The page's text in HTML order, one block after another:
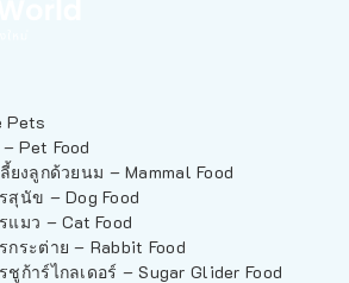
Pets
Pet Food
ยงลูกด้วยนม – Mammal Food
สุนัข – Dog Food
แมว – Cat Food
กระต่าย – Rabbit Food
ชูก้าร์ไกลเดอร์ – Sugar Glider Food